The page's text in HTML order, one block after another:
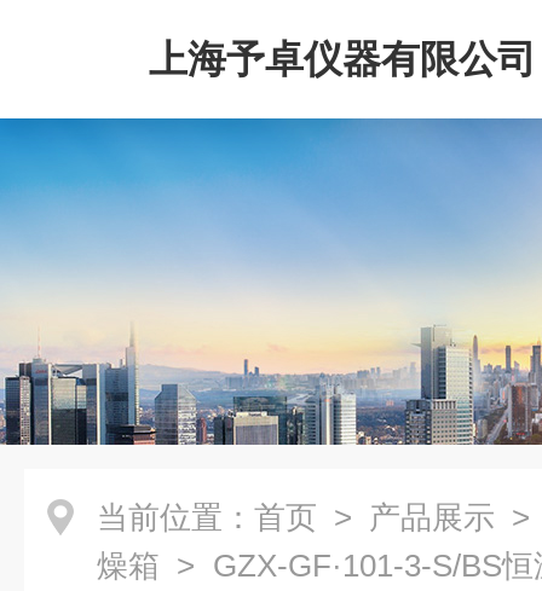
上海予卓仪器有限公司
当前位置： 首页 > 产品展示
燥箱 > GZX-GF·101-3-S/BS